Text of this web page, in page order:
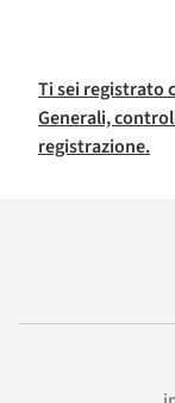
Ti sei registrato
Generali,
registrazione.